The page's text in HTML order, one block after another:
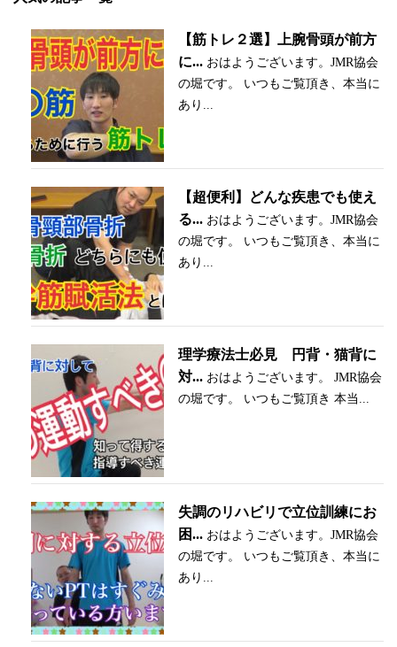
【筋トレ２選】上腕骨頭が前方
に... おはようございます。JMR協会
の堀です。 いつもご覧頂き、本当に
あり...
【超便利】どんな疾患でも使え
る... おはようございます。JMR協会
の堀です。 いつもご覧頂き、本当に
あり...
理学療法士必見 円背・猫背に
対... おはようございます。 JMR協会
の堀です。 いつもご覧頂き 本当...
失調のリハビリで立位訓練にお
困... おはようございます。JMR協会
の堀です。 いつもご覧頂き、本当に
あり...